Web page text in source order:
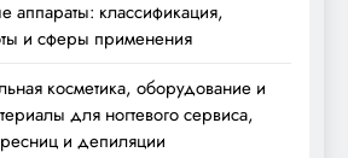
аппараты: классификация,
и сферы применения
косметика, оборудование и
для ногтевого сервиса,
и депиляции